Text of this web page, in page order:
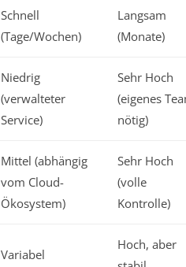
Schnell
(Tage/Wochen)
Langsam
(Monate)
Niedrig
(verwalteter
Service)
Sehr Hoch
(eigenes
nötig)
Mittel (abhängig
vom Cloud-
Ökosystem)
Sehr Hoch
(volle
Kontrolle)
Variabel
Hoch, aber